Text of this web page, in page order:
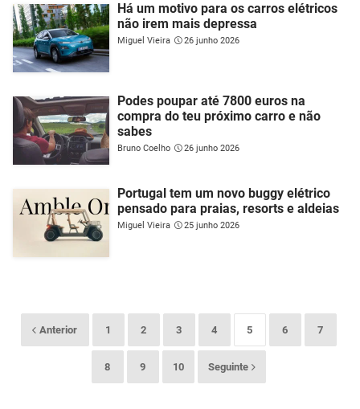
Há um motivo para os carros elétricos
não irem mais depressa
Miguel Vieira 26 junho 2026
Podes poupar até 7800 euros na
compra do teu próximo carro e não
sabes
Bruno Coelho 26 junho 2026
Portugal tem um novo buggy elétrico
pensado para praias, resorts e aldeias
Miguel Vieira 25 junho 2026
Anterior 1 2 3 4 5 6 7
8 9 10 Seguinte